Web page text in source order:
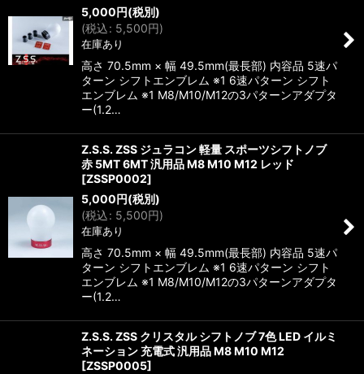
5,000円(税別)
(税込: 5,500円)
在庫あり
高さ 70.5mm × 幅 49.5mm(最長部) 内容品 5速パ
ターン シフトエンブレム ※1 6速パターン シフト
エンブレム ※1 M8/M10/M12の3パターンアダプタ
ー(1.2…
Z.S.S. ZSS ジュラコン 軽量 スポーツシフトノブ
赤 5MT 6MT 汎用品 M8 M10 M12 レッド
[ZSSP0002]
5,000円(税別)
(税込: 5,500円)
在庫あり
高さ 70.5mm × 幅 49.5mm(最長部) 内容品 5速パ
ターン シフトエンブレム ※1 6速パターン シフト
エンブレム ※1 M8/M10/M12の3パターンアダプタ
ー(1.2…
Z.S.S. ZSS クリスタル シフトノブ 7色 LED イルミ
ネーション 充電式 汎用品 M8 M10 M12
[ZSSP0005]